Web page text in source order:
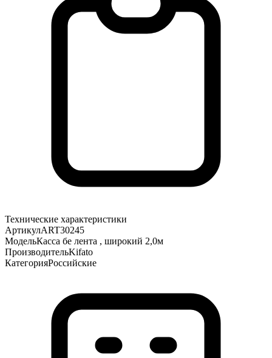
Технические характеристики
АртикулART30245
МодельКасса бе лента , широкий 2,0м
ПроизводительKifato
КатегорияРоссийские